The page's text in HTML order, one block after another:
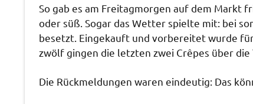
So gab es am Freitagmorgen auf dem Markt
oder süß. Sogar das Wetter spielte mit: bei
besetzt. Eingekauft und vorbereitet wurde
zwölf gingen die letzten zwei Crêpes über die
Die Rückmeldungen waren eindeutig: Das